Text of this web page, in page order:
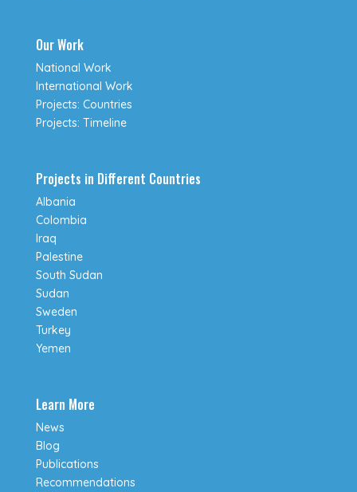
Our Work
National Work
International Work
Projects: Countries
Projects: Timeline
Projects in Different Countries
Albania
Colombia
Iraq
Palestine
South Sudan
Sudan
Sweden
Turkey
Yemen
Learn More
News
Blog
Publications
Recommendations